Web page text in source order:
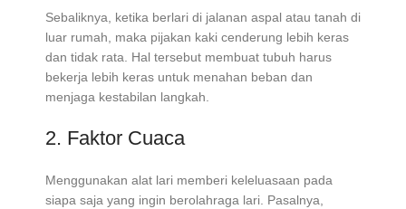
Sebaliknya, ketika berlari di jalanan aspal atau tanah di
luar rumah, maka pijakan kaki cenderung lebih keras
dan tidak rata. Hal tersebut membuat tubuh harus
bekerja lebih keras untuk menahan beban dan
menjaga kestabilan langkah.
2. Faktor Cuaca
Menggunakan alat lari memberi keleluasaan pada
siapa saja yang ingin berolahraga lari. Pasalnya,